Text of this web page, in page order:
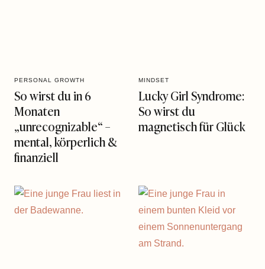
PERSONAL GROWTH
So wirst du in 6
Monaten
„unrecognizable“ –
mental, körperlich &
finanziell
MINDSET
Lucky Girl Syndrome:
So wirst du
magnetisch für Glück